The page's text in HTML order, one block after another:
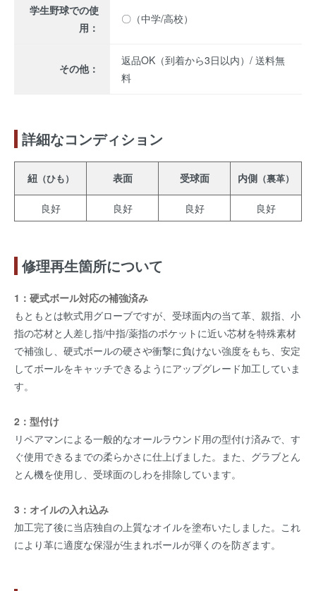
学生野球での使
用：
〇（中学/高校）
その他：
返品OK（到着から3日以内）/ 送料無
料
詳細なコンディション
紐（ひも） 表面 受球面 内側 （裏革）
良好 良好 良好 良好
修理再生箇所について
1：硬式ボール対応の補強済み
もともとは軟式用グローブですが、受球面内の当て革、親指、小
指の芯材と人差し指/中指/薬指のポケットに近い芯材を特殊素材
で補強し、硬式ボールの硬さや衝撃に負けない強度をもち、安定
してボールをキャッチできるようにアップグレード加工していま
す。
2：型付け
リペアマンによる一般的なオールラウンド用の型付け済みで、す
ぐ使用できるまでの柔らかさに仕上げました。また、グラブとん
とん機を使用し、受球面のしわを排除しています。
3：オイルの入れ込み
加工完了後に当店独自の上質なオイルを塗布いたしました。これ
により革に適度な保湿が生まれボールが弾くのを防ぎます。